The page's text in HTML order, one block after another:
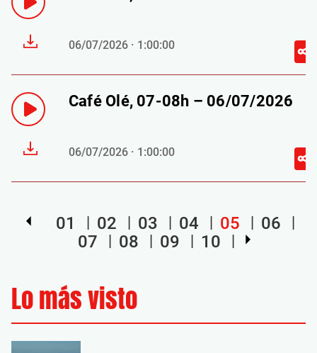
06/07/2026 · 1:00:00
Café Olé, 07-08h – 06/07/2026
06/07/2026 · 1:00:00
01 02 03 04 05
06
07
08 09 10
Lo más visto